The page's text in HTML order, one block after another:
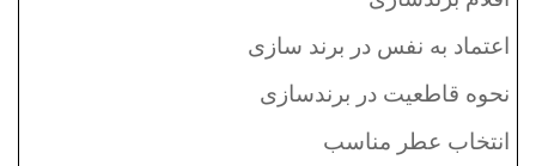
اعتماد به نفس در برند سازی
نحوه قاطعیت در برندسازی
انتخاب عطر مناسب